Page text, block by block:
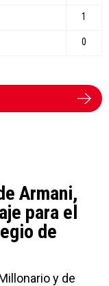
Armani,
para el
de
y de